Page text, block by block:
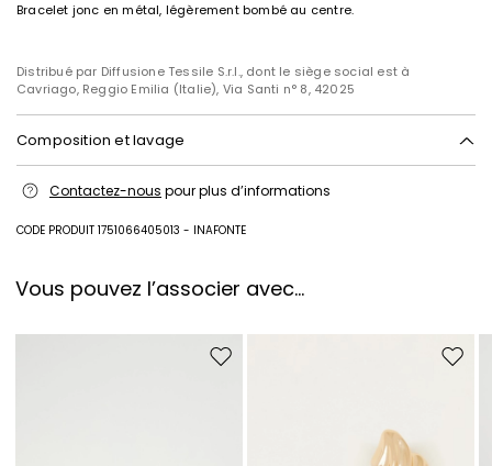
Bracelet jonc en métal, légèrement bombé au centre.
Distribué par Diffusione Tessile S.r.l., dont le siège social est à
Cavriago, Reggio Emilia (Italie), Via Santi n° 8, 42025
Composition et lavage
caractéristiques environnementales
Contactez-nous pour plus d’informations
CODE PRODUIT 1751066405013 - INAFONTE
Vous pouvez l’associer avec…
Ajouter vers la liste de souhaits